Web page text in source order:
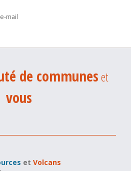
mail
de communeset
vous
etVolcans